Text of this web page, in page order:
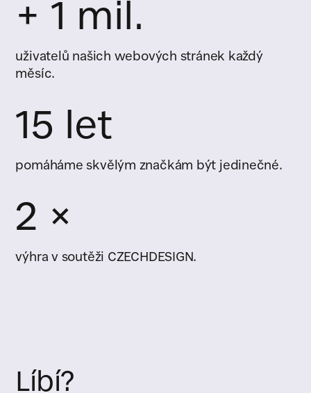
+ 1 mil.
uživatelů našich webových stránek každý
měsíc.
15 let
pomáháme skvělým značkám být jedinečné.
2 ×
výhra v soutěži CZECHDESIGN.
Líbí?